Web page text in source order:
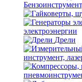
электроэнергии
Дрели
инструмент,